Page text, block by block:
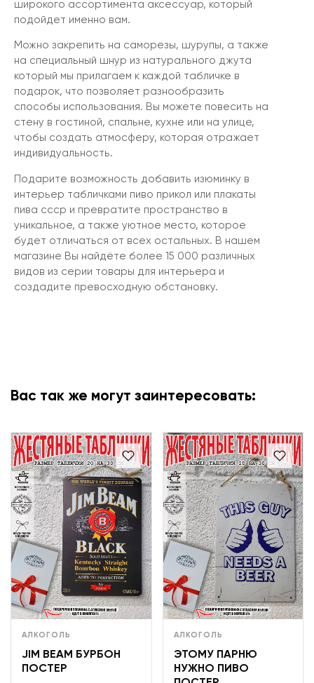
широкого ассортимента аксессуар, который
подойдет именно вам.
Можно закрепить на саморезы, шурупы, а также
на специальный шнур из натурального джута
который мы прилагаем к каждой табличке в
подарок, что позволяет разнообразить
способы использования. Вы можете повесить на
стену в гостиной, спальне, кухне или на улице,
чтобы создать атмосферу, которая отражает
индивидуальность.
Подарите возможность добавить изюминку в
интерьер табличками пиво прикол или плакаты
пива ссср и превратите пространство в
уникальное, а также уютное место, которое
будет отличаться от всех остальных. В нашем
магазине Вы найдёте более 15 000 различных
видов из серии товары для интерьера и
создадите превосходную обстановку.
Вас так же могут заинтересовать:
АЛКОГОЛЬ
JIM BEAM БУРБОН
ПОСТЕР
АЛКОГОЛЬ
ЭТОМУ ПАРНЮ
НУЖНО ПИВО